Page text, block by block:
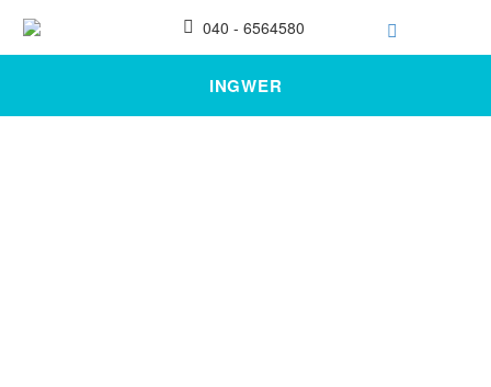
040 - 6564580
INGWER